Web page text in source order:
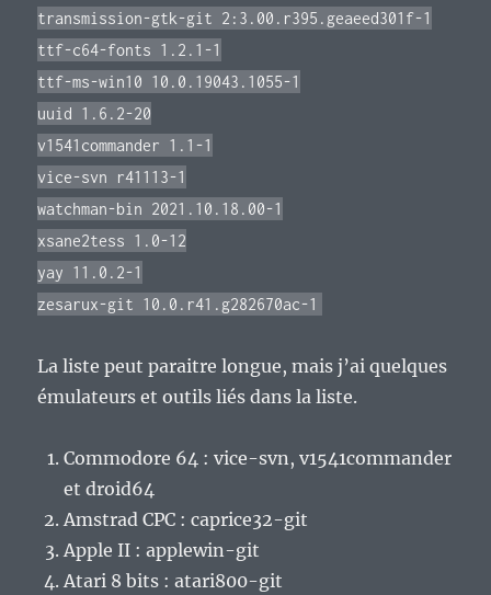
transmission-gtk-git 2:3.00.r395.geaeed301f-1
ttf-c64-fonts 1.2.1-1
ttf-ms-win10 10.0.19043.1055-1
uuid 1.6.2-20
v1541commander 1.1-1
vice-svn r41113-1
watchman-bin 2021.10.18.00-1
xsane2tess 1.0-12
yay 11.0.2-1
zesarux-git 10.0.r41.g282670ac-1
La liste peut paraitre longue, mais j’ai quelques
émulateurs et outils liés dans la liste.
Commodore 64 : vice-svn, v1541commander
et droid64
Amstrad CPC : caprice32-git
Apple II : applewin-git
Atari 8 bits : atari800-git